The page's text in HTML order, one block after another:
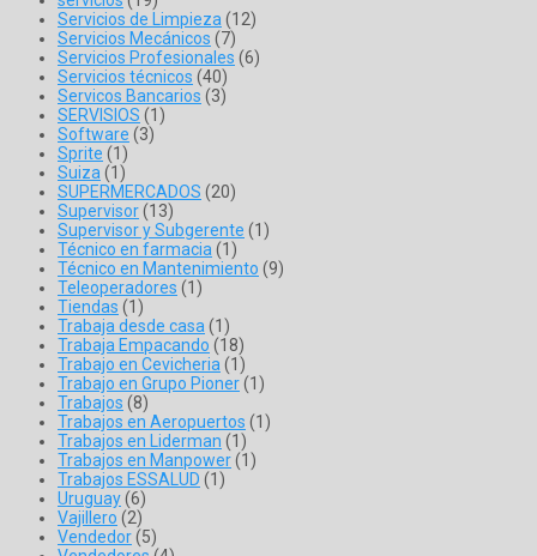
Servicios de Limpieza (12)
Servicios Mecánicos (7)
Servicios Profesionales (6)
Servicios técnicos (40)
Servicos Bancarios (3)
SERVISIOS (1)
Software (3)
Sprite (1)
Suiza (1)
SUPERMERCADOS (20)
Supervisor(13)
Supervisor y Subgerente (1)
Técnico en farmacia (1)
Técnico en Mantenimiento (9)
Teleoperadores (1)
Tiendas (1)
Trabaja desde casa (1)
Trabaja Empacando (18)
Trabajo en Cevicheria (1)
Trabajo en Grupo Pioner(1)
Trabajos (8)
Trabajos en Aeropuertos (1)
Trabajos en Liderman (1)
Trabajos en Manpower(1)
Trabajos ESSALUD (1)
Uruguay(6)
Vajillero (2)
Vendedor(5)